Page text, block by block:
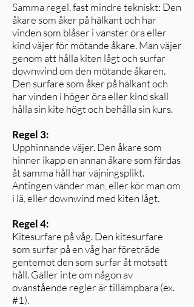
Samma regel, fast mindre tekniskt: Den
åkare som åker på hälkant och har
vinden som blåser i vänster öra eller
kind väjer för mötande åkare. Man väjer
genom att hålla kiten lågt och surfar
downwind om den mötande åkaren.
Den surfare som åker på hälkant och
har vinden i höger öra eller kind skall
hålla sin kite högt och behålla sin kurs.
Regel 3:
Upphinnande väjer. Den åkare som
hinner ikapp en annan åkare som färdas
åt samma håll har väjningsplikt.
Antingen vänder man, eller kör man om
i lä, eller downwind med kiten lågt.
Regel 4:
Kitesurfare på våg. Den kitesurfare
som surfar på en våg har företräde
gentemot den som surfar åt motsatt
håll. Gäller inte om någon av
ovanstående regler är tillämpbara (ex.
#1).